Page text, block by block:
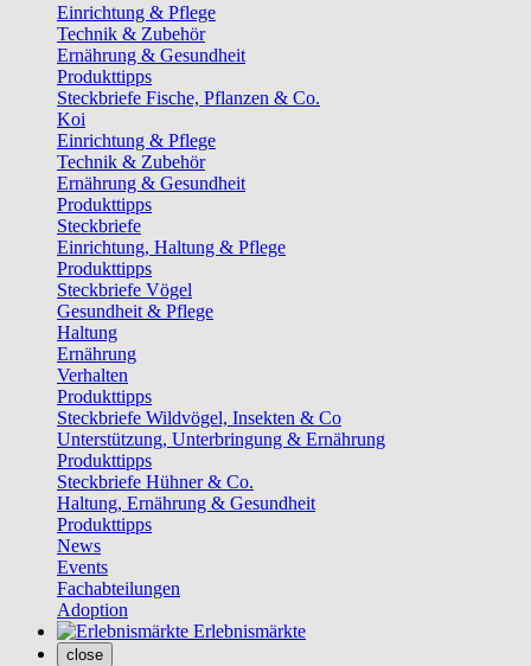
Einrichtung & Pflege
Technik & Zubehör
Ernährung & Gesundheit
Produkttipps
Steckbriefe Fische, Pflanzen & Co.
Koi
Einrichtung & Pflege
Technik & Zubehör
Ernährung & Gesundheit
Produkttipps
Steckbriefe
Einrichtung, Haltung & Pflege
Produkttipps
Steckbriefe Vögel
Gesundheit & Pflege
Haltung
Ernährung
Verhalten
Produkttipps
Steckbriefe Wildvögel, Insekten & Co
Unterstützung, Unterbringung & Ernährung
Produkttipps
Steckbriefe Hühner & Co.
Haltung, Ernährung & Gesundheit
Produkttipps
News
Events
Fachabteilungen
Adoption
Erlebnismärkte
close